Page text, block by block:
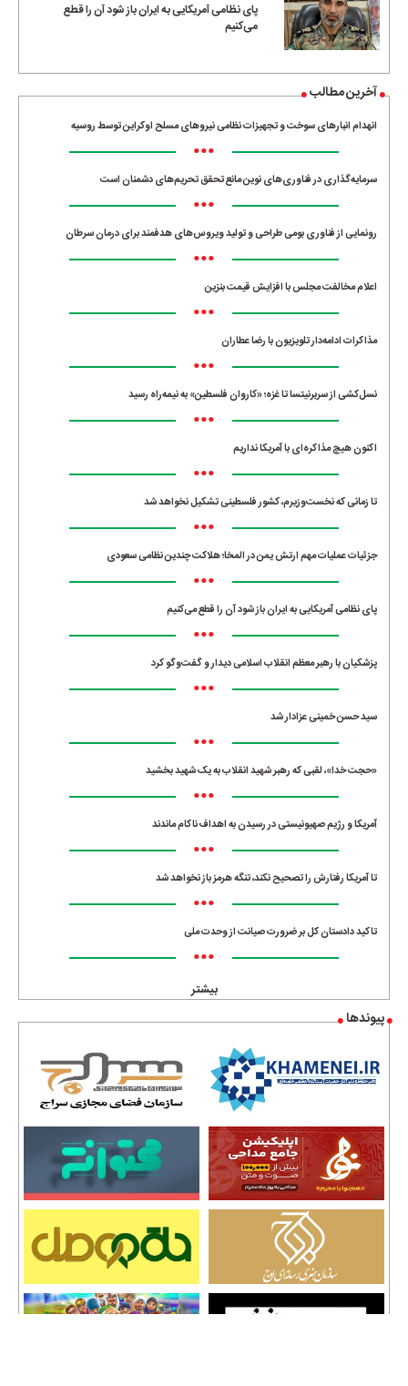
پای نظامی آمریکایی به ایران باز شود آن را قطع
می‌کنیم
آخرین مطالب
انهدام انبارهای سوخت و تجهیزات نظامی نیروهای مسلح اوکراین توسط روسیه
•••
سرمایه‌گذاری در فناوری‌های نوین مانع تحقق تحریم‌های دشمنان است
•••
رونمایی از فناوری بومی طراحی و تولید ویروس‌های هدفمند برای درمان سرطان
•••
اعلام مخالفت مجلس با افزایش قیمت بنزین
•••
مذاکرات ادامه‌دار تلویزیون با رضا عطاران
•••
نسل‌کشی از سربرنیتسا تا غزه؛ «کاروان فلسطین» به نیمه‌راه رسید
•••
اکنون هیچ مذاکره‌ای با آمریکا نداریم
•••
تا زمانی که نخست‌وزیرم، کشور فلسطینی تشکیل نخواهد شد
•••
جزئیات عملیات مهم ارتش یمن در المخا؛ هلاکت چندین نظامی سعودی
•••
پای نظامی آمریکایی به ایران باز شود آن را قطع می‌کنیم
•••
پزشکیان با رهبر معظم انقلاب اسلامی دیدار و گفت‌وگو کرد
•••
سید حسن خمینی عزادار شد
•••
«حجت خدا»، لقبی که رهبر شهید انقلاب به یک شهید بخشید
•••
آمریکا و رژیم صهیونیستی در رسیدن به اهداف ناکام ماندند
•••
تا آمریکا رفتارش را تصحیح نکند، تنگه هرمز باز نخواهد شد
•••
تاکید دادستان کل بر ضرورت صیانت از وحدت ملی
•••
بیشتر
پیوندها